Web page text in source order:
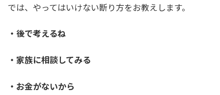
では、やってはいけない断り方をお教えします。
・後で考えるね
・家族に相談してみる
・お金がないから